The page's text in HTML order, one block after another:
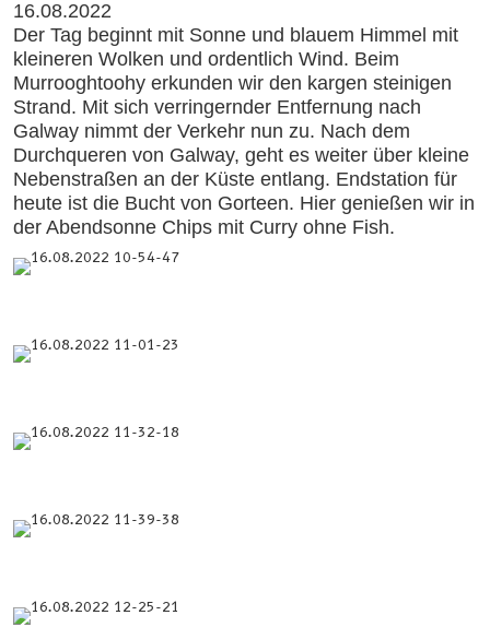
16.08.2022
Der Tag beginnt mit Sonne und blauem Himmel mit
kleineren Wolken und ordentlich Wind. Beim
Murrooghtoohy erkunden wir den kargen steinigen
Strand. Mit sich verringernder Entfernung nach
Galway nimmt der Verkehr nun zu. Nach dem
Durchqueren von Galway, geht es weiter über kleine
Nebenstraßen an der Küste entlang. Endstation für
heute ist die Bucht von Gorteen. Hier genießen wir in
der Abendsonne Chips mit Curry ohne Fish.